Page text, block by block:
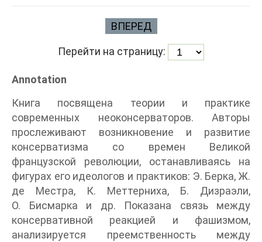
ВПЕРЕД
Перейти на страницу:
Annotation
Книга посвящена теории и практике
современных неоконсерваторов. Авторы
прослеживают возникновение и развитие
консерватизма со времен Великой
французской революции, останавливаясь на
фигурах его идеологов и практиков: Э. Берка, Ж.
де Местра, К. Меттерниха, Б. Дизраэли,
О. Бисмарка и др. Показана связь между
консервативной реакцией и фашизмом,
анализируется преемственность между